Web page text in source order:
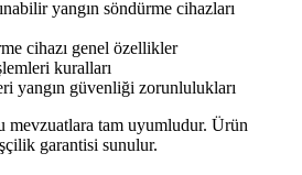
yangın söndürme cihazları
cihazı genel özellikler
kuralları
yangın güvenliği zorunlulukları
mevzuatlara tam uyumludur. Ürün
garantisi sunulur.